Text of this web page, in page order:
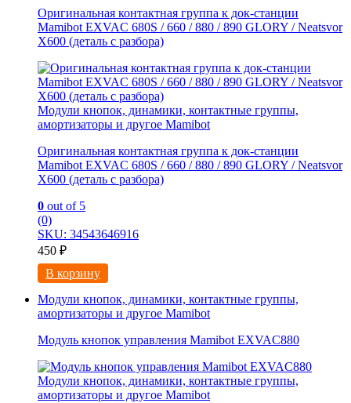
Оригинальная контактная группа к док-станции
Mamibot EXVAC 680S / 660 / 880 / 890 GLORY / Neatsvor
X600 (деталь с разбора)
Модули кнопок, динамики, контактные группы,
амортизаторы и другое Mamibot
Оригинальная контактная группа к док-станции
Mamibot EXVAC 680S / 660 / 880 / 890 GLORY / Neatsvor
X600 (деталь с разбора)
0 out of 5
(0)
SKU: 34543646916
450 ₽
В корзину
Модули кнопок, динамики, контактные группы,
амортизаторы и другое Mamibot
Модуль кнопок управления Mamibot EXVAC880
Модули кнопок, динамики, контактные группы,
амортизаторы и другое Mamibot